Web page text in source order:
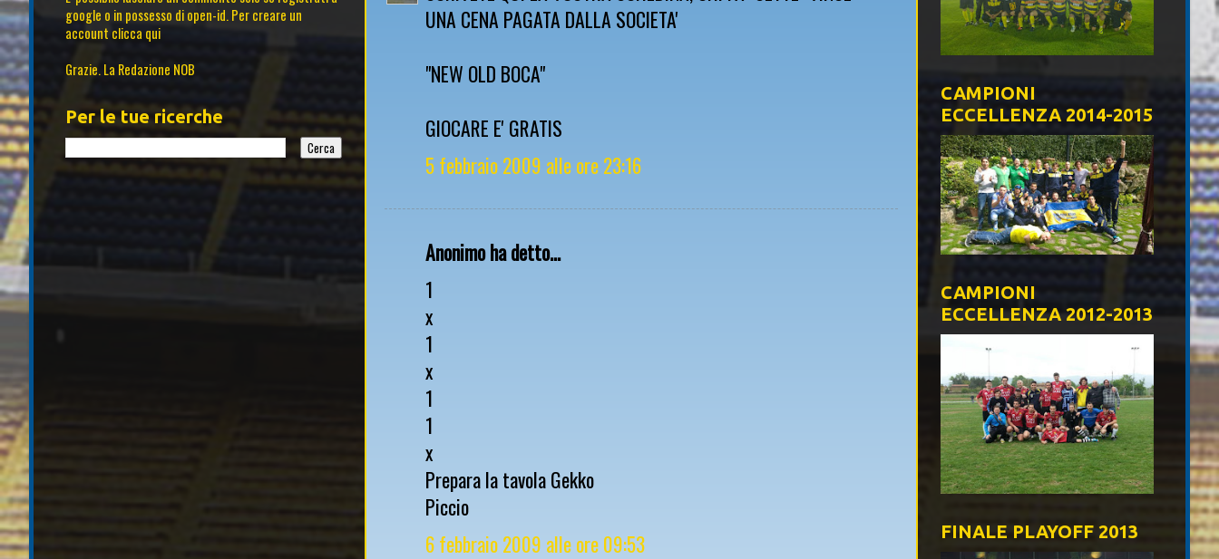
UNA CENA PAGATA DALLA SOCIETA'
"NEW OLD BOCA"
GIOCARE E' GRATIS
5 febbraio 2009 alle ore 23:16
Anonimo ha detto...
1
x
1
x
1
1
x
Prepara la tavola Gekko
Piccio
6 febbraio 2009 alle ore 09:53
google o in possesso di open-id. Per creare un
account clicca qui
Grazie. La Redazione NOB
Per le tue ricerche
CAMPIONI
ECCELLENZA 2014-2015
CAMPIONI
ECCELLENZA 2012-2013
FINALE PLAYOFF 2013